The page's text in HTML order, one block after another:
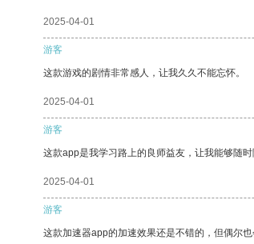
2025-04-01
游客
这款游戏的剧情非常感人，让我久久不能忘怀。
2025-04-01
游客
这款app是我学习路上的良师益友，让我能够随时
2025-04-01
游客
这款加速器app的加速效果还是不错的，但偶尔